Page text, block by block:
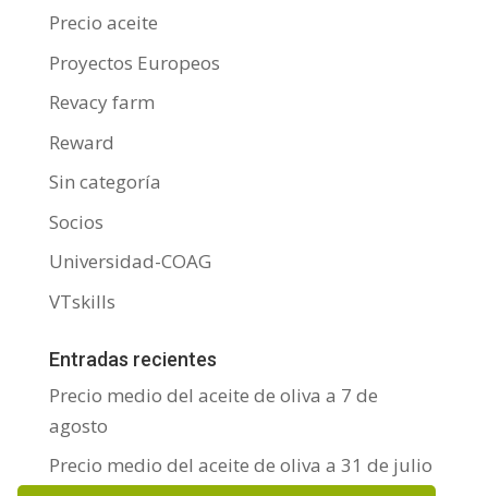
Precio aceite
Proyectos Europeos
Revacy farm
Reward
Sin categoría
Socios
Universidad-COAG
VTskills
Entradas recientes
Precio medio del aceite de oliva a 7 de
agosto
Precio medio del aceite de oliva a 31 de julio